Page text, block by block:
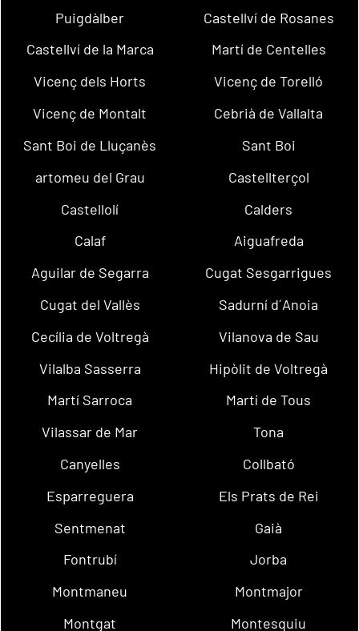
Puigdàlber
Castellví de Rosanes
Castellví de la Marca
Martí de Centelles
Vicenç dels Horts
Vicenç de Torelló
Vicenç de Montalt
Cebrià de Vallalta
Sant Boi de Lluçanès
Sant Boi
artomeu del Grau
Castellterçol
Castellolí
Calders
Calaf
Aiguafreda
Aguilar de Segarra
Cugat Sesgarrigues
Cugat del Vallès
Sadurní d´Anoia
Cecília de Voltregà
Vilanova de Sau
Vilalba Sasserra
Hipòlit de Voltregà
Martí Sarroca
Martí de Tous
Vilassar de Mar
Tona
Canyelles
Collbató
Esparreguera
Els Prats de Rei
Sentmenat
Gaià
Fontrubí
Jorba
Montmaneu
Montmajor
Montgat
Montesquiu